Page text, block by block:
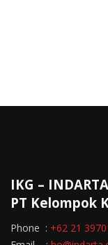
IKG –
PT Kelompok
Phone : +62 21